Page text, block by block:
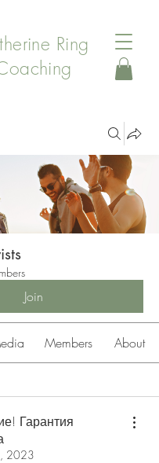
Ring
Join
Members About
Гарантия
2023